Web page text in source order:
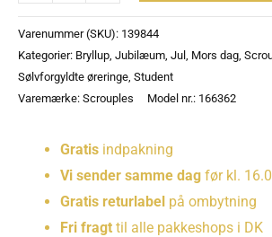
Varenummer (SKU): 139844
Kategorier: Bryllup Jubilæum Jul Mors dag
Sølvforgyldte øreringe Student
Varemærke: Scrouples Model nr.: 166362
Gratis indpakning
Vi sender samme dag før kl.
Gratis returlabel på ombytning
Fri fragt til alle pakkeshops i DK